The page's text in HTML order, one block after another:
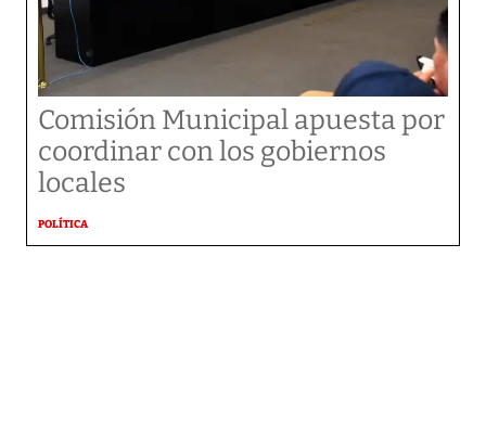
Comisión Municipal apuesta por
coordinar con los gobiernos
locales
POLÍTICA